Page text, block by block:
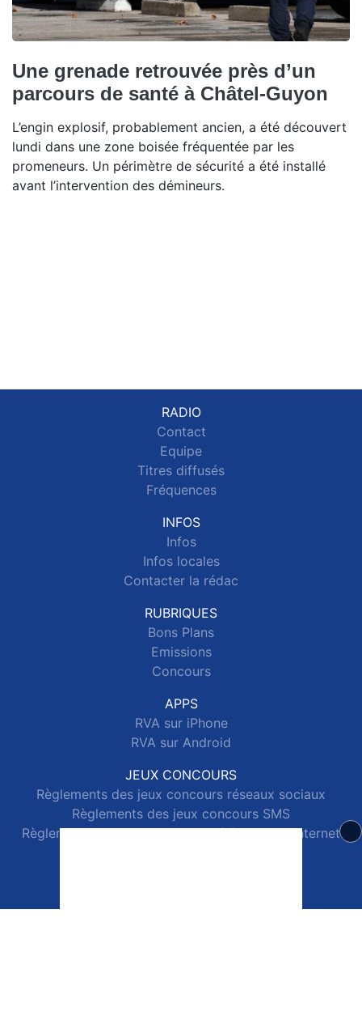
Une grenade retrouvée près d’un
parcours de santé à Châtel-Guyon
L’engin explosif, probablement ancien, a été découvert
lundi dans une zone boisée fréquentée par les
promeneurs. Un périmètre de sécurité a été installé
avant l’intervention des démineurs.
RADIO
Contact
Equipe
Titres diffusés
Fréquences
INFOS
Infos
Infos locales
Contacter la rédac
RUBRIQUES
Bons Plans
Emissions
Concours
APPS
RVA sur iPhone
RVA sur Android
JEUX CONCOURS
Règlements des jeux concours réseaux sociaux
Règlements des jeux concours SMS
Règlements des jeux concours téléphone et internet